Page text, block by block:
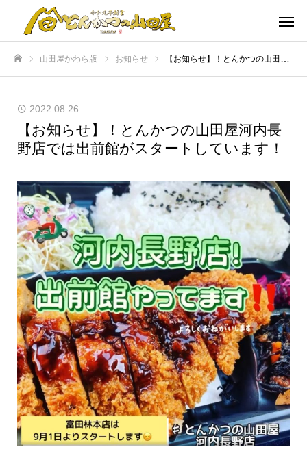
山田屋かわら版 お知らせ 【お知らせ】！とんかつの山田屋河内長野店では出前館がスタートしています！
2022.08.26
【お知らせ】！とんかつの山田屋河内長
野店では出前館がスタートしています！